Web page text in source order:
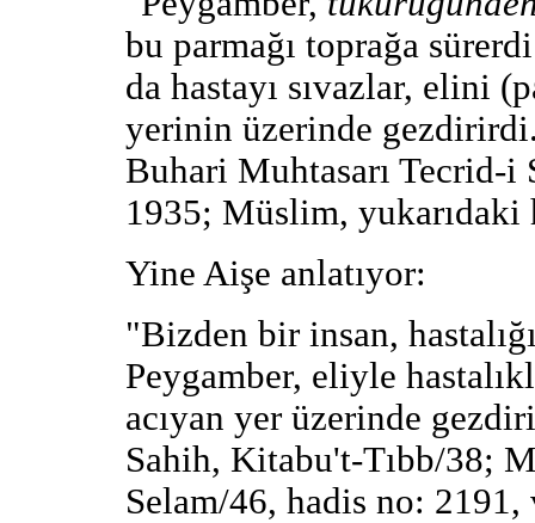
bu parmağı toprağa
da hastayı sıvazlar, elini
yerinin üzerinde
Buhari Muhtasarı Tecrid-i
1935; Müslim, yukarıdaki
Yine Aişe anlatıyor:
"Bizden bir insan,
Peygamber, eliyle
acıyan yer üzerinde
Sahih, Kitabu't-Tıbb/38;
Selam/46, hadis no: